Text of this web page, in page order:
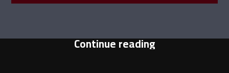
Continue reading